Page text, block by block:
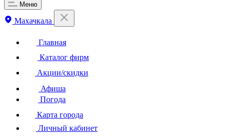
Меню
Махачкала
Главная
Каталог фирм
Акции/скидки
Афиша
Погода
Карта города
Личный кабинет